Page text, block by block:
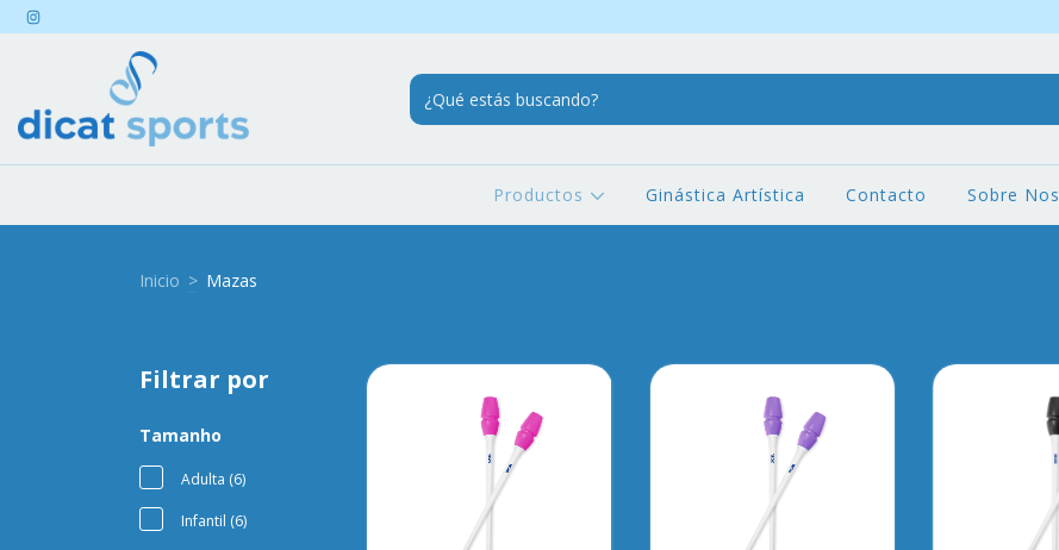
Productos Ginástica Artística Contacto Sobre
Inicio > Mazas
Filtrar por
Tamanho
Adulta (6)
Infantil (6)